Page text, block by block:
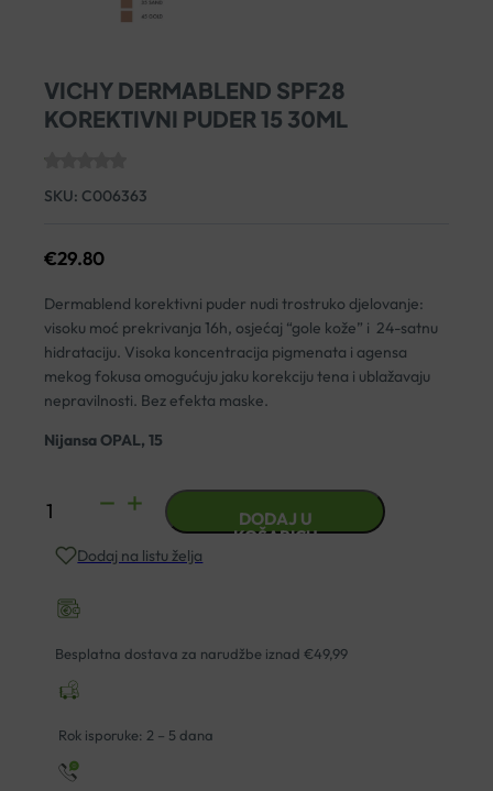
VICHY DERMABLEND SPF28
KOREKTIVNI PUDER 15 30ML
SKU: C006363
€29.80
Dermablend korektivni puder nudi trostruko djelovanje:
visoku moć prekrivanja 16h, osjećaj “gole kože” i 24-satnu
hidrataciju. Visoka koncentracija pigmenata i agensa
mekog fokusa omogućuju jaku korekciju tena i ublažavaju
nepravilnosti. Bez efekta maske.
Nijansa OPAL, 15
VICHY
SPF28
PUDER
15
količina
DODAJ U
KOŠARICU
Dodaj na listu želja
Besplatna dostava za narudžbe iznad €49,99
Rok isporuke: 2 – 5 dana